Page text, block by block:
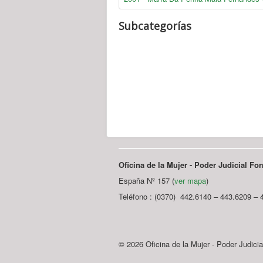
Subcategorías
Oficina de la Mujer - Poder Judicial
España Nº 157 (ver mapa)
Teléfono : (0370) 442.6140 – 443.6209 –
© 2026 Oficina de la Mujer - Poder